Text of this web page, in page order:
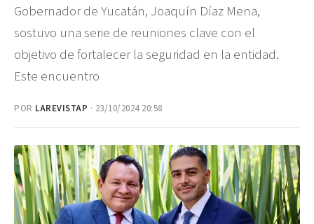
Gobernador de Yucatán, Joaquín Díaz Mena,
sostuvo una serie de reuniones clave con el
objetivo de fortalecer la seguridad en la entidad.
Este encuentro
POR LAREVISTAP · 23/10/2024 20:58